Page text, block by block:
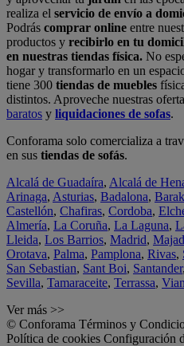
realiza el servicio de envío a
Podrás comprar online entre
productos y recibirlo en tu
en nuestras tiendas física. No
hogar y transformarlo en un
tiene 300 tiendas de muebles
distintos. Aproveche nuestras
baratos y liquidaciones de sofas.
Conforama solo comercializa a
en sus tiendas de sofás.
Alcalá de Guadaíra, Alcalá de
Arinaga, Asturias, Badalona,
Castellón, Chafiras, Cordoba,
Almería, La Coruña, La Laguna,
Lleida, Los Barrios, Madrid,
Orotava, Palma, Pamplona, Rivas,
San Sebastian, Sant Boi, Santander,
Sevilla, Tamaraceite, Terrassa,
Ver más >>
© Conforama Términos y
Política de cookies Configuración